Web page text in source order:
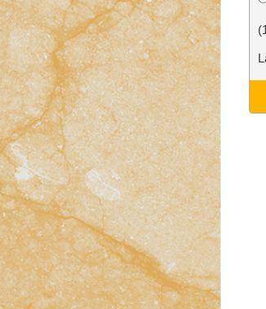
AI-treningsdata Video Editing